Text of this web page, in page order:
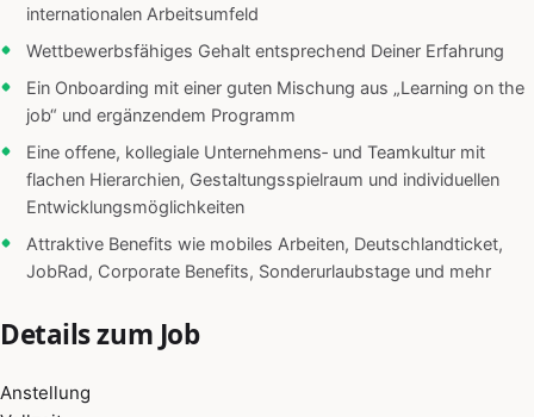
internationalen Arbeitsumfeld
Wettbewerbsfähiges Gehalt entsprechend Deiner Erfahrung
Ein Onboarding mit einer guten Mischung aus „Learning on the
job“ und ergänzendem Programm
Eine offene, kollegiale Unternehmens‑ und Teamkultur mit
flachen Hierarchien, Gestaltungsspielraum und individuellen
Entwicklungsmöglichkeiten
Attraktive Benefits wie mobiles Arbeiten, Deutschlandticket,
JobRad, Corporate Benefits, Sonderurlaubstage und mehr
Details zum Job
Anstellung